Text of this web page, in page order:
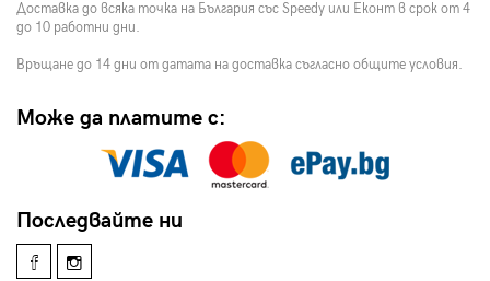
Доставка до всяка точка на България със Speedy или Еконт в срок от 4
до 10 работни дни.
Връщане до 14 дни от датата на доставка съгласно общите условия.
Може да платите с:
Последвайте ни